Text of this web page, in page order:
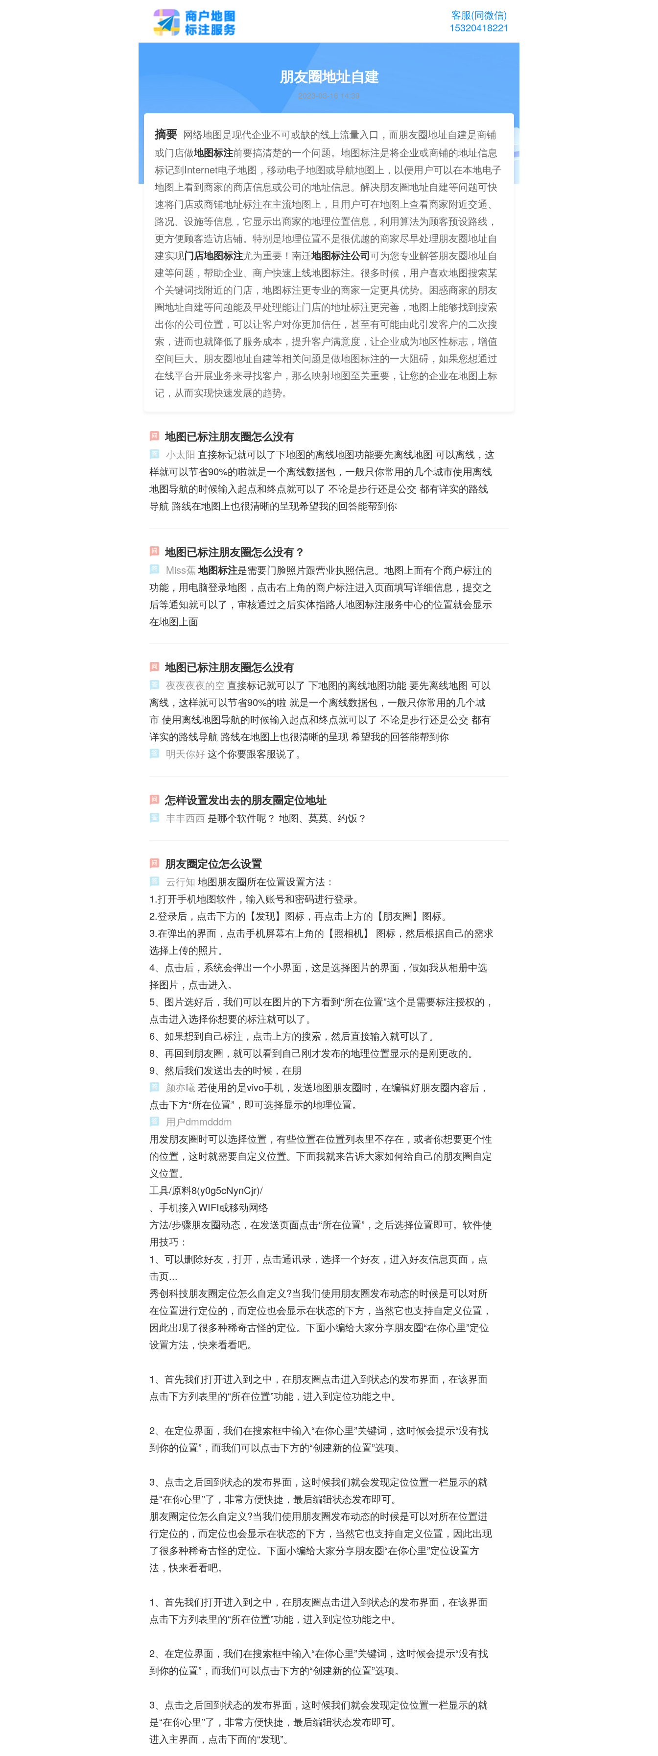
客服(同微信)
15320418221
朋友圈地址自建
2023-03-16 14:39
摘要 网络地图是现代企业不可或缺的线上流量入口，而朋友圈地址自建是商铺
或门店做地图标注前要搞清楚的一个问题。地图标注是将企业或商铺的地址信息
标记到Internet电子地图，移动电子地图或导航地图上，以便用户可以在本地电子
地图上看到商家的商店信息或公司的地址信息。解决朋友圈地址自建等问题可快
速将门店或商铺地址标注在主流地图上，且用户可在地图上查看商家附近交通、
路况、设施等信息，它显示出商家的地理位置信息，利用算法为顾客预设路线，
更方便顾客造访店铺。特别是地理位置不是很优越的商家尽早处理朋友圈地址自
建实现门店地图标注尤为重要！南迁地图标注公司可为您专业解答朋友圈地址自
建等问题，帮助企业、商户快速上线地图标注。很多时候，用户喜欢地图搜索某
个关键词找附近的门店，地图标注更专业的商家一定更具优势。困惑商家的朋友
圈地址自建等问题能及早处理能让门店的地址标注更完善，地图上能够找到搜索
出你的公司位置，可以让客户对你更加信任，甚至有可能由此引发客户的二次搜
索，进而也就降低了服务成本，提升客户满意度，让企业成为地区性标志，增值
空间巨大。朋友圈地址自建等相关问题是做地图标注的一大阻碍，如果您想通过
在线平台开展业务来寻找客户，那么映射地图至关重要，让您的企业在地图上标
记，从而实现快速发展的趋势。
地图已标注朋友圈怎么没有
小太阳 直接标记就可以了下地图的离线地图功能要先离线地图 可以离线，这
样就可以节省90%的啦就是一个离线数据包，一般只你常用的几个城市使用离线
地图导航的时候输入起点和终点就可以了 不论是步行还是公交 都有详实的路线
导航 路线在地图上也很清晰的呈现希望我的回答能帮到你
地图已标注朋友圈怎么没有？
Miss蕉 地图标注是需要门脸照片跟营业执照信息。地图上面有个商户标注的
功能，用电脑登录地图，点击右上角的商户标注进入页面填写详细信息，提交之
后等通知就可以了，审核通过之后实体指路人地图标注服务中心的位置就会显示
在地图上面
地图已标注朋友圈怎么没有
夜夜夜夜的空 直接标记就可以了 下地图的离线地图功能 要先离线地图 可以
离线，这样就可以节省90%的啦 就是一个离线数据包，一般只你常用的几个城
市 使用离线地图导航的时候输入起点和终点就可以了 不论是步行还是公交 都有
详实的路线导航 路线在地图上也很清晰的呈现 希望我的回答能帮到你
明天你好这个你要跟客服说了。
怎样设置发出去的朋友圈定位地址
丰丰西西 是哪个软件呢？ 地图、莫莫、约饭？
朋友圈定位怎么设置
云行知 地图朋友圈所在位置设置方法：
1.打开手机地图软件，输入账号和密码进行登录。
2.登录后，点击下方的【发现】图标，再点击上方的【朋友圈】图标。
3.在弹出的界面，点击手机屏幕右上角的【照相机】 图标，然后根据自己的需求
选择上传的照片。
4、点击后，系统会弹出一个小界面，这是选择图片的界面，假如我从相册中选
择图片，点击进入。
5、图片选好后，我们可以在图片的下方看到“所在位置”这个是需要标注授权的，
点击进入选择你想要的标注就可以了。
6、如果想到自己标注，点击上方的搜索，然后直接输入就可以了。
8、再回到朋友圈，就可以看到自己刚才发布的地理位置显示的是刚更改的。
9、然后我们发送出去的时候，在朋
颜亦曦 若使用的是vivo手机，发送地图朋友圈时，在编辑好朋友圈内容后，
点击下方“所在位置”，即可选择显示的地理位置。
用户dmmdddm
用发朋友圈时可以选择位置，有些位置在位置列表里不存在，或者你想要更个性
的位置，这时就需要自定义位置。下面我就来告诉大家如何给自己的朋友圈自定
义位置。
工具/原料8(y0g5cNynCjr)/
、手机接入WIFI或移动网络
方法/步骤朋友圈动态，在发送页面点击“所在位置”，之后选择位置即可。软件使
用技巧：
1、可以删除好友，打开，点击通讯录，选择一个好友，进入好友信息页面，点
击页...
秀创科技朋友圈定位怎么自定义?当我们使用朋友圈发布动态的时候是可以对所
在位置进行定位的，而定位也会显示在状态的下方，当然它也支持自定义位置，
因此出现了很多种稀奇古怪的定位。下面小编给大家分享朋友圈“在你心里”定位
设置方法，快来看看吧。
1、首先我们打开进入到之中，在朋友圈点击进入到状态的发布界面，在该界面
点击下方列表里的“所在位置”功能，进入到定位功能之中。
2、在定位界面，我们在搜索框中输入“在你心里”关键词，这时候会提示“没有找
到你的位置”，而我们可以点击下方的“创建新的位置”选项。
3、点击之后回到状态的发布界面，这时候我们就会发现定位位置一栏显示的就
是“在你心里”了，非常方便快捷，最后编辑状态发布即可。
朋友圈定位怎么自定义?当我们使用朋友圈发布动态的时候是可以对所在位置进
行定位的，而定位也会显示在状态的下方，当然它也支持自定义位置，因此出现
了很多种稀奇古怪的定位。下面小编给大家分享朋友圈“在你心里”定位设置方
法，快来看看吧。
1、首先我们打开进入到之中，在朋友圈点击进入到状态的发布界面，在该界面
点击下方列表里的“所在位置”功能，进入到定位功能之中。
2、在定位界面，我们在搜索框中输入“在你心里”关键词，这时候会提示“没有找
到你的位置”，而我们可以点击下方的“创建新的位置”选项。
3、点击之后回到状态的发布界面，这时候我们就会发现定位位置一栏显示的就
是“在你心里”了，非常方便快捷，最后编辑状态发布即可。
进入主界面，点击下面的“发现”。